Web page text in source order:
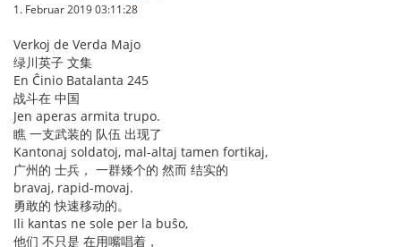
1. Februar 2019 03:11:28
Verkoj de Verda Majo
绿川英子 文集
En Ĉinio Batalanta 245
战斗在 中国
Jen aperas armita trupo.
瞧 一支武装的 队伍 出现了
Kantonaj soldatoj, mal-altaj tamen fortikaj,
广州的 士兵， 一群矮个的 然而 结实的
bravaj, rapid-movaj.
勇敢的 快速移动的。
Ili kantas ne sole per la buŝo,
他们 不只是 在用嘴唱着，